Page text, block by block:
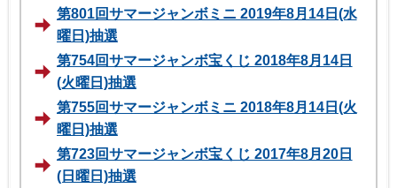
第801回サマージャンボミニ 2019年8月14日(水
曜日)抽選
第754回サマージャンボ宝くじ 2018年8月14日
(火曜日)抽選
第755回サマージャンボミニ 2018年8月14日(火
曜日)抽選
第723回サマージャンボ宝くじ 2017年8月20日
(日曜日)抽選